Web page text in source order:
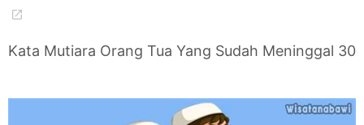
Kata Mutiara Orang Tua Yang Sudah Meninggal 30